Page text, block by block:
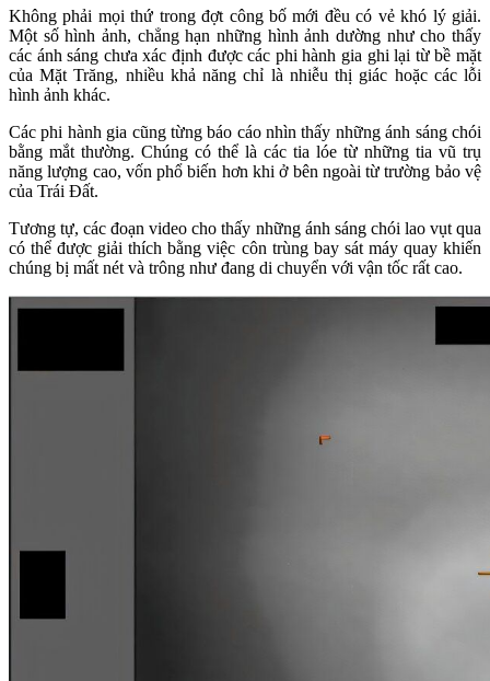
Không phải mọi thứ trong đợt công bố mới đều có vẻ khó lý giải.
Một số hình ảnh, chẳng hạn những hình ảnh dường như cho thấy
các ánh sáng chưa xác định được các phi hành gia ghi lại từ bề mặt
của Mặt Trăng, nhiều khả năng chỉ là nhiễu thị giác hoặc các lỗi
hình ảnh khác.
Các phi hành gia cũng từng báo cáo nhìn thấy những ánh sáng chói
bằng mắt thường. Chúng có thể là các tia lóe từ những tia vũ trụ
năng lượng cao, vốn phổ biến hơn khi ở bên ngoài từ trường bảo vệ
của Trái Đất.
Tương tự, các đoạn video cho thấy những ánh sáng chói lao vụt qua
có thể được giải thích bằng việc côn trùng bay sát máy quay khiến
chúng bị mất nét và trông như đang di chuyển với vận tốc rất cao.